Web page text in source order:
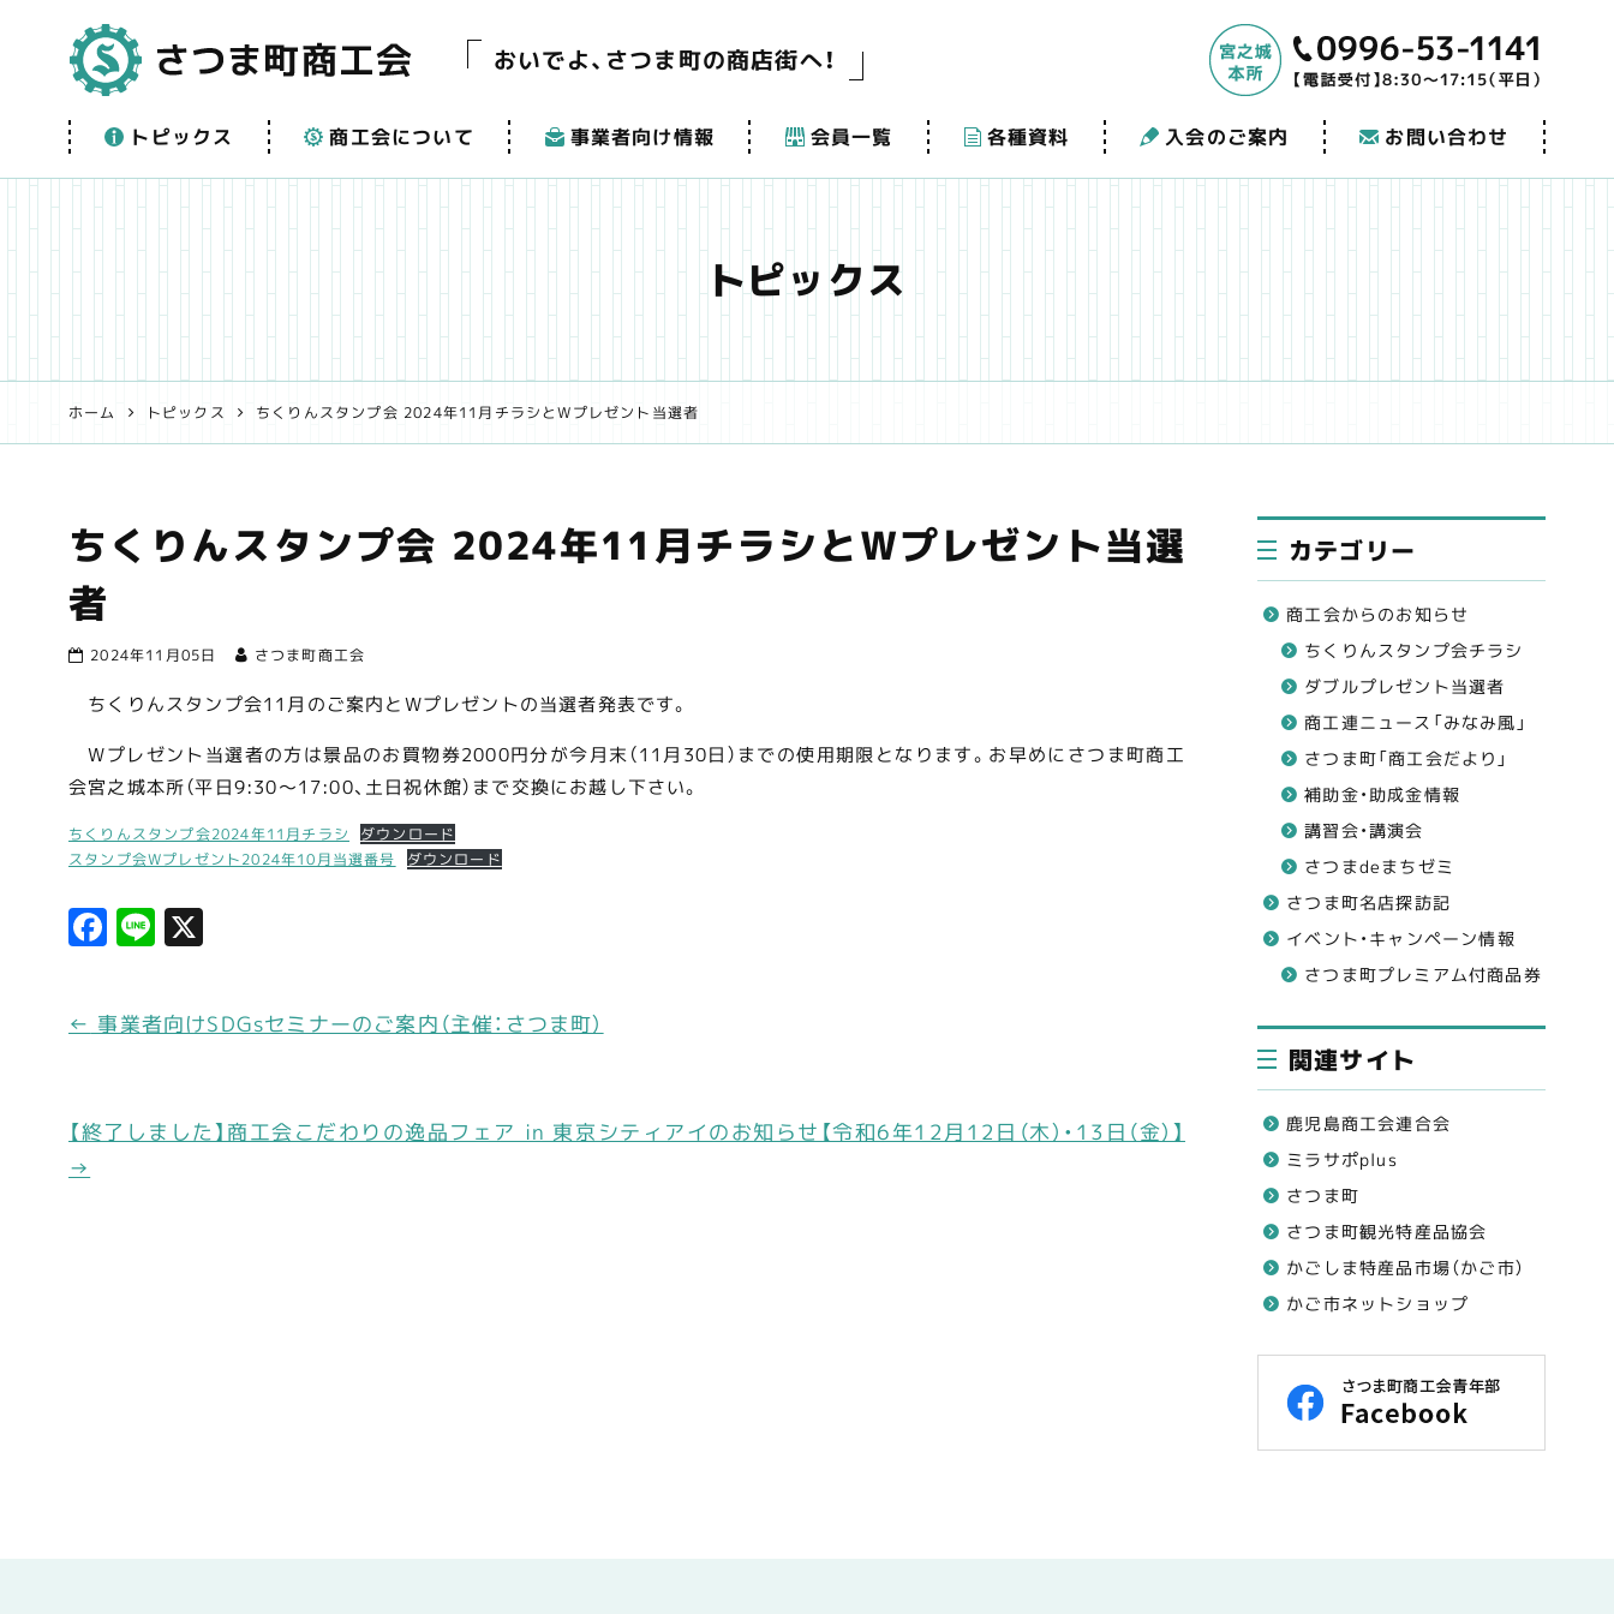
さつま町商工会【公
式】 | 鹿児島県さつ
ま町の事業者支援
と地域振興を応援
します！
おいでよ、さつま町の商店街へ！
トピックス 商工会について 事業者向け情報 会員一覧 各種資料 入会のご案内 お問い合わせ
トピックス
ホーム トピックス ちくりんスタンプ会 2024年11月チラシとWプレゼント当選者
ちくりんスタンプ会 2024年11月チラシとWプレゼント当選
者
2024年11月05日 さつま町商工会
ちくりんスタンプ会11月のご案内とWプレゼントの当選者発表です。
Wプレゼント当選者の方は景品のお買物券2000円分が今月末（11月30日）までの使用期限となります。お早めにさつま町商工
会宮之城本所（平日9:30～17:00、土日祝休館）まで交換にお越し下さい。
ちくりんスタンプ会2024年11月チラシ
ダウンロード
スタンプ会Wプレゼント2024年10月当選番号
ダウンロード
F
c
e
o
o
Li
e
← 事業者向けSDGsセミナーのご案内（主催：さつま町）
【終了しました】商工会こだわりの逸品フェア in 東京シティアイのお知らせ【令和6年12月12日（木）・13日（金）】
→
カテゴリー
商工会からのお知らせ
ちくりんスタンプ会チラシ
ダブルプレゼント当選者
商工連ニュース「みなみ風」
さつま町「商工会だより」
補助金・助成金情報
講習会・講演会
さつまdeまちゼミ
さつま町名店探訪記
イベント・キャンペーン情報
さつま町プレミアム付商品券
関連サイト
鹿児島商工会連合会
ミラサポplus
さつま町
さつま町観光特産品協会
かごしま特産品市場（かご市）
かご市ネットショップ